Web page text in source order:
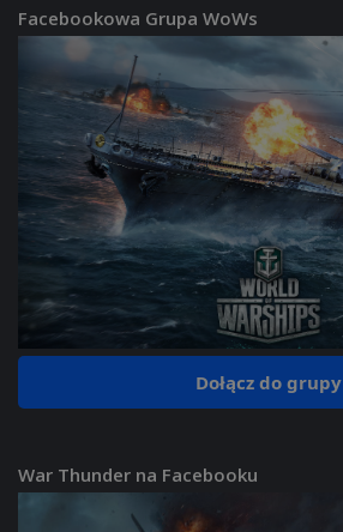
Facebookowa Grupa WoWs
Dołącz do grupy
War Thunder na Facebooku